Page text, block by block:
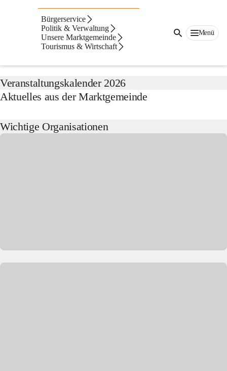
Bürgerservice
Politik & Verwaltung
Unsere Marktgemeinde
Tourismus & Wirtschaft
Menü
mehr...
Aktuelles von der Marktgemeinde
Veranstaltungskalender 2026
Aktuelles aus der Marktgemeinde
Wichtige Organisationen